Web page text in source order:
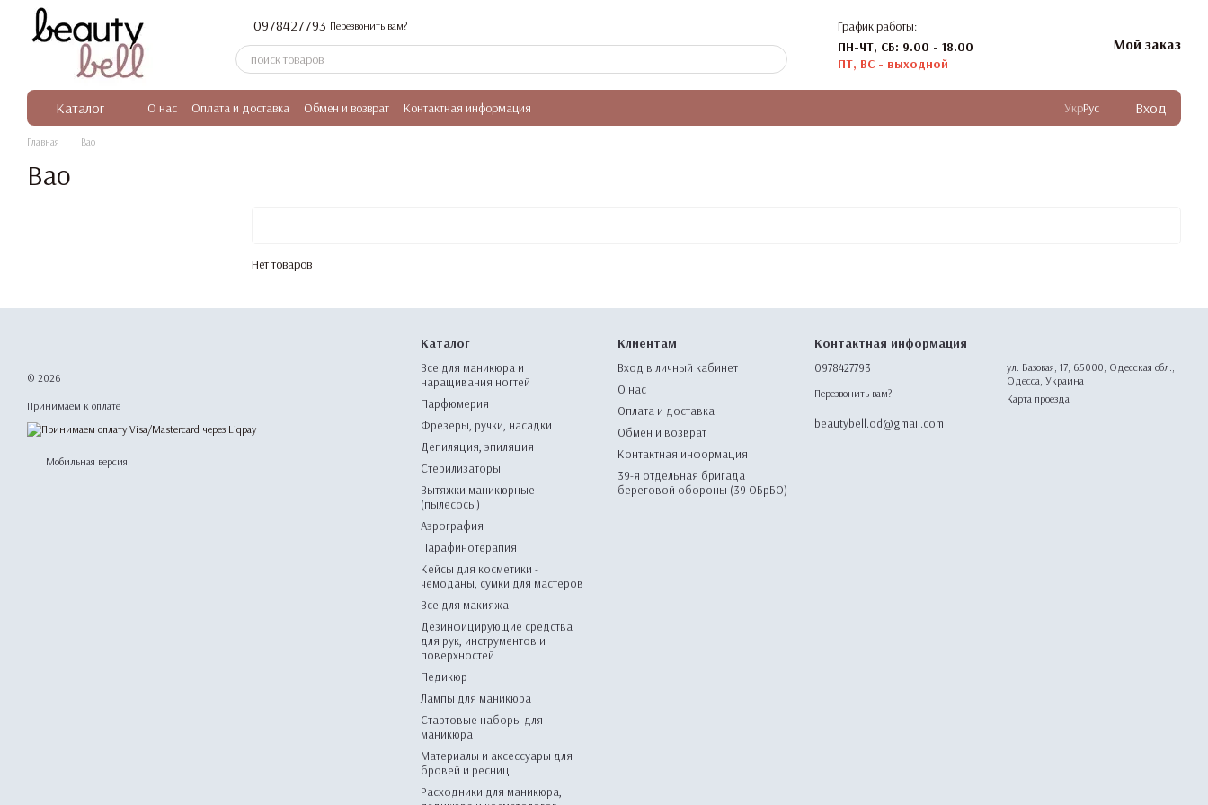
Перейти к основному контенту
0978427793 Перезвонить вам?
График работы:
ПН-ЧТ, СБ: 9.00 - 18.00
ПТ, ВС - выходной
Мой заказ
Каталог О нас Оплата и доставка Обмен и возврат Контактная информация УкрРус Вход
Главная Bao
Bao
Нет товаров
© 2026
Принимаем к оплате
Мобильная версия
Каталог
Все для маникюра и
наращивания ногтей
Парфюмерия
Фрезеры, ручки, насадки
Депиляция, эпиляция
Стерилизаторы
Вытяжки маникюрные
(пылесосы)
Аэрография
Парафинотерапия
Кейсы для косметики -
чемоданы, сумки для мастеров
Все для макияжа
Дезинфицирующие средства
для рук, инструментов и
поверхностей
Педикюр
Лампы для маникюра
Стартовые наборы для
маникюра
Материалы и аксессуары для
бровей и ресниц
Расходники для маникюра,
Клиентам
Вход в личный кабинет
О нас
Оплата и доставка
Обмен и возврат
Контактная информация
39-я отдельная бригада
береговой обороны (39 ОБрБО)
Контактная информация
0978427793
Перезвонить вам?
beautybell.od@gmail.com
ул. Базовая, 17, 65000, Одесская обл.,
Одесса, Украина
Карта проезда